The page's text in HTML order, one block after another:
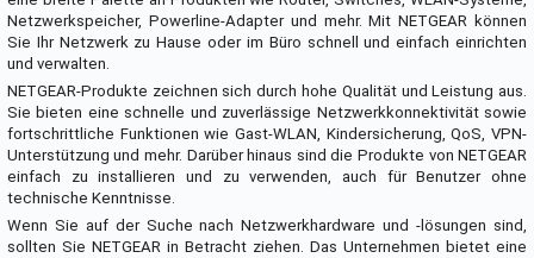
Netzwerkspeicher, Powerline-Adapter und mehr. Mit NETGEAR können
Sie Ihr Netzwerk zu Hause oder im Büro schnell und einfach einrichten
und verwalten.
NETGEAR-Produkte zeichnen sich durch hohe Qualität und Leistung aus.
Sie bieten eine schnelle und zuverlässige Netzwerkkonnektivität sowie
fortschrittliche Funktionen wie Gast-WLAN, Kindersicherung, QoS, VPN-
Unterstützung und mehr. Darüber hinaus sind die Produkte von NETGEAR
einfach zu installieren und zu verwenden, auch für Benutzer ohne
technische Kenntnisse.
Wenn Sie auf der Suche nach Netzwerkhardware und -lösungen sind,
sollten Sie NETGEAR in Betracht ziehen. Das Unternehmen bietet eine